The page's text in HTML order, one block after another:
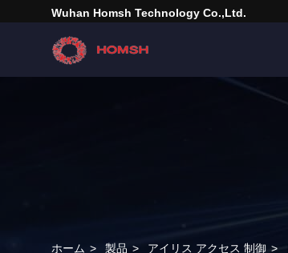
Wuhan Homsh Technology Co.,Ltd.
ホーム > 製品 > アイリス アクセス 制御 >